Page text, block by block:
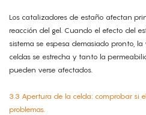
Los catalizadores de estaño afectan
reacción del gel. Cuando el efecto del
sistema se espesa demasiado pronto,
celdas se estrecha y tanto la
pueden verse afectados.
3.3 Apertura de la celda: comprobar si
problemas.